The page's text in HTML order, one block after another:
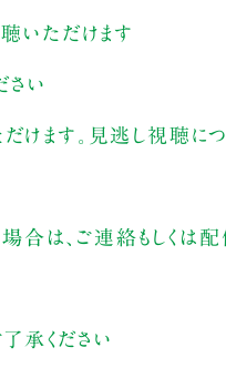
聴いただけます
さい
だけます。見逃し視聴に
は、ご連絡もしくは配
承ください